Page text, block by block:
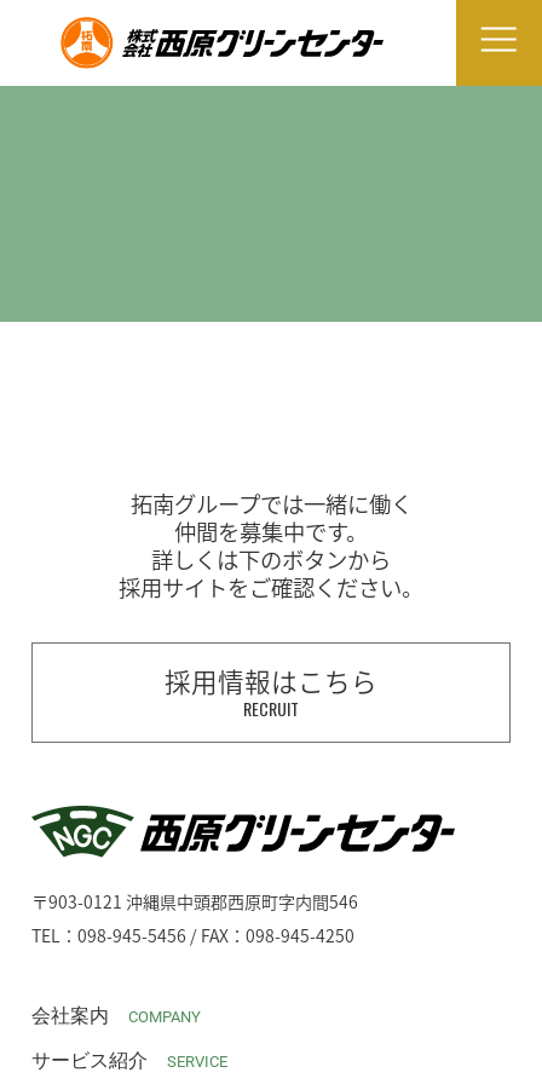
拓南グループでは一緒に働く
仲間を募集中です。
詳しくは下のボタンから
採用サイトをご確認ください。
採用情報はこちら
RECRUIT
〒903-0121 沖縄県中頭郡西原町字内間546
TEL：098-945-5456 / FAX：098-945-4250
会社案内 COMPANY
サービス紹介 SERVICE